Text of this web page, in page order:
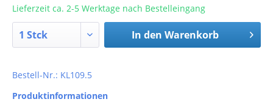
Lieferzeit ca. 2-5 Werktage nach Bestelleingang
In den Warenkorb
Bestell-Nr.: KL109.5
Produktinformationen